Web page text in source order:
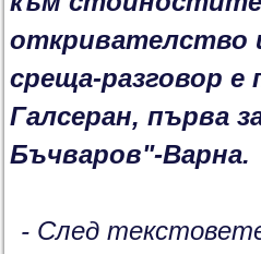
откривателство
среща-разговор
Галсеран, първа
Бъчваров"-Варна.
- След